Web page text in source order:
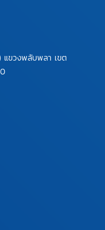
ขวงพลับพลา เขต